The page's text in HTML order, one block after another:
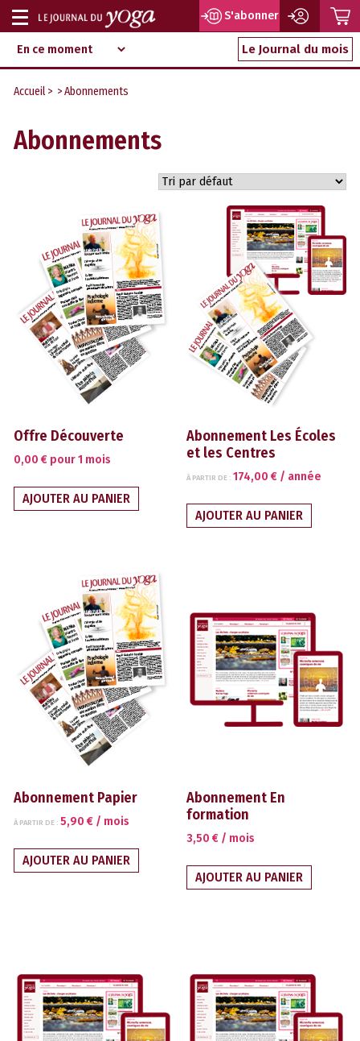
Aller
au
contenu
d‘information
indépendant
Afficher
ou
masquer
navigation
S'abonner
Le Journal du mois
Accueil > > Abonnements
Abonnements
Offre Découverte
0,00 € pour 1 mois
AJOUTER AU PANIER
Abonnement Les Écoles
et les Centres
À PARTIR DE : 174,00€ / année
AJOUTER AU PANIER
Abonnement Papier
À PARTIR DE : 5,90 € / mois
AJOUTER AU PANIER
Abonnement En
formation
3,50€ / mois
AJOUTER AU PANIER